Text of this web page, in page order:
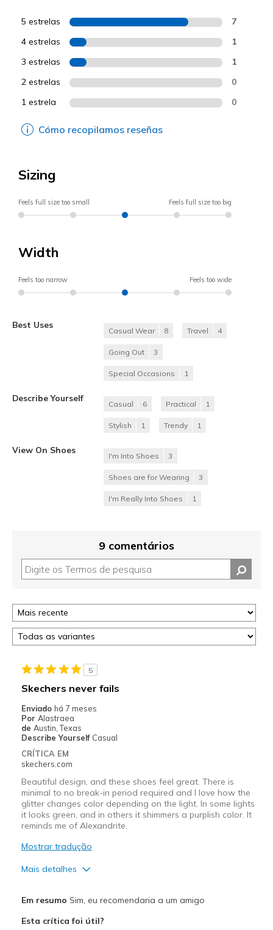
5 estrelas 7
4 estrelas 1
3 estrelas 1
2 estrelas 0
1 estrela 0
Cómo recopilamos reseñas
Sizing
Feels full size too small Feels full size too big
Width
Feels too narrow Feels too wide
Best Uses
Casual Wear 8 Travel 4
Going Out 3
Special Occasions 1
Describe Yourself
Casual 6 Practical 1
Stylish 1 Trendy 1
View On Shoes
I'm Into Shoes 3
Shoes are for Wearing 3
I'm Really Into Shoes 1
9 comentários
5
Skechers never fails
Enviado há 7 meses
Por Alastraea
de Austin, Texas
Describe Yourself Casual
CRÍTICA EM
skechers.com
Beautiful design, and these shoes feel great. There is
minimal to no break-in period required and I love how the
glitter changes color depending on the light. In some lights
it looks green, and in others it shimmers a purplish color. It
reminds me of Alexandrite.
Mostrar tradução
Mais detalhes
Em resumo Sim, eu recomendaria a um amigo
Esta crítica foi útil?